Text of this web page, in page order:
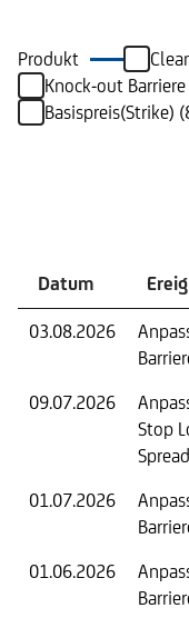
Produkt
Knock-out
Basispreis(Strike)
Datum
03.08.2026
09.07.2026
Stop
Spread
01.07.2026
01.06.2026